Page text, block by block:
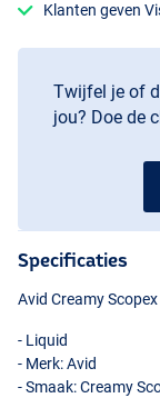
Klanten geven
Twijfel je of
jou? Doe de
Specificaties
Avid Creamy
- Liquid
- Merk: Avid
- Smaak: Creamy